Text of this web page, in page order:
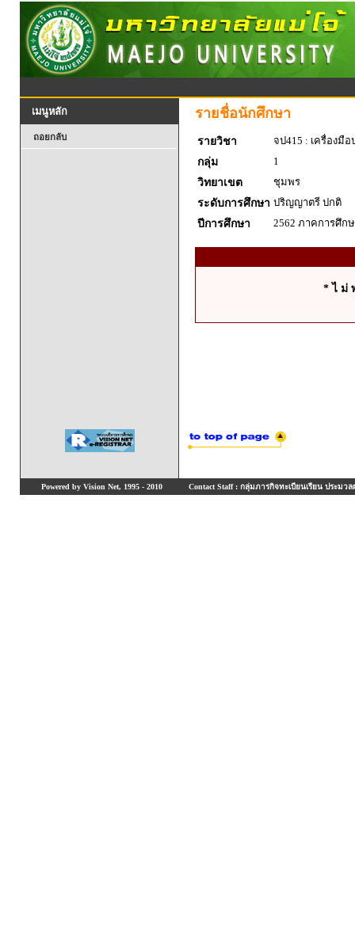
เมนูหลัก
ถอยกลับ
รายชื่อนักศึกษา
รายวิชา
จป415 : เครื่องมื
กลุ่ม
1
วิทยาเขต
ชุมพร
ระดับการศึกษา ปริญญาตรี ปกติ
ปีการศึกษา
2562 ภาคการศึก
* ไ ม่
Powered by Vision Net, 1995 - 2010 Contact Staff : กลุ่มภารกิจทะเบียนเรียน ประมวล